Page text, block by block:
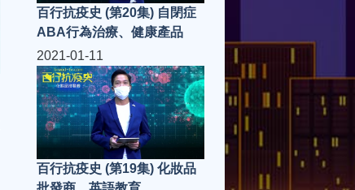
百行抗疫史 (第20集) 自閉症
ABA行為治療、健康產品
2021-01-11
百行抗疫史 (第19集) 化妝品